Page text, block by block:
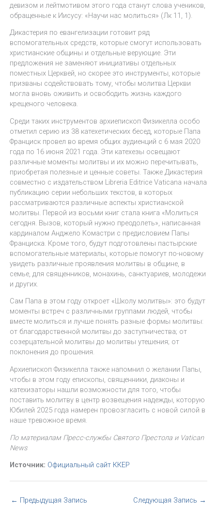
девизом и лейтмотивом этого года станут слова учеников,
обращенные к Иисусу: «Научи нас молиться» (Лк 11, 1).
Дикастерия по евангелизации готовит ряд
вспомогательных средств, которые смогут использовать
христианские общины и отдельные верующие. Эти
предложения не заменяют инициативы отдельных
поместных Церквей, но скорее это инструменты, которые
призваны содействовать тому, чтобы молитва Церкви
могла вновь оживить и освободить жизнь каждого
крещеного человека.
Среди таких инструментов архиепископ Физикелла особо
отметил серию из 38 катехетических бесед, которые Папа
Франциск провел во время общих аудиенций с 6 мая 2020
года по 16 июня 2021 года. Эти катехезы освещают
различные моменты молитвы и их можно перечитывать,
приобретая полезные и ценные советы. Также Дикастерия
совместно с издательством Libreria Editrice Vaticana начала
публикацию серии небольших текстов, в которых
рассматриваются различные аспекты христианской
молитвы. Первой из восьми книг стала книга «Молиться
сегодня. Вызов, который нужно преодолеть», написанная
кардиналом Анджело Комастри с предисловием Папы
Франциска. Кроме того, будут подготовлены пастырские
вспомогательные материалы, которые помогут по-новому
увидеть различные проявления молитвы в общине, в
семье, для священников, монахинь, санктуариев, молодежи
и других.
Сам Папа в этом году откроет «Школу молитвы»: это будут
моменты встреч с различными группами людей, чтобы
вместе молиться и лучше понять разные формы молитвы:
от благодарственной молитвы до заступничества; от
созерцательной молитвы до молитвы утешения; от
поклонения до прошения.
Архиепископ Физикелла также напомнил о желании Папы,
чтобы в этом году епископы, священники, диаконы и
катехизаторы нашли возможности для того, чтобы
поставить молитву в центр возвещения надежды, которую
Юбилей 2025 года намерен провозгласить с новой силой в
наше тревожное время.
По материалам Пресс-службы Святого Престола и Vatican
News
Источник: Официальный сайт ККЕР
← Предыдущая Запись Следующая Запись →